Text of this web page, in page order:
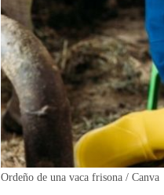
Ordeño de una vaca frisona / Canva